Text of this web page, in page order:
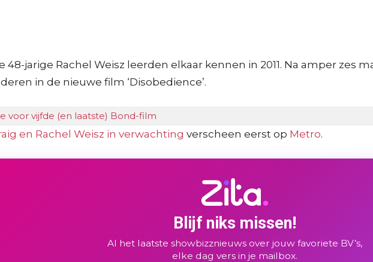
48-jarige Rachel Weisz leerden elkaar kennen in 2011. Na amper
in de nieuwe film ‘Disobedience’.
voor vijfde (en laatste) Bond-film
en Rachel Weisz in verwachting verscheen eerst op Metro.
Blijf niks missen!
Al het laatste showbizznieuws over jouw favoriete BV’s,
elke dag vers in je mailbox.